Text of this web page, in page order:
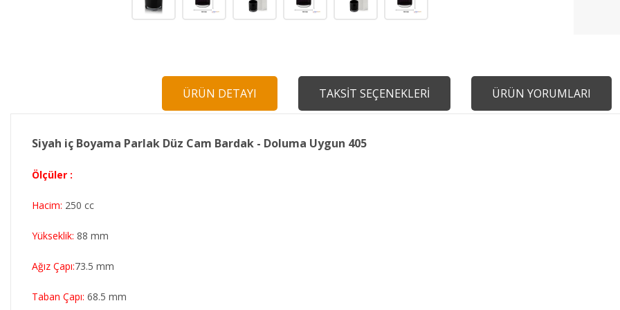
ÜRÜN DETAYI TAKSİT SEÇENEKLERİ ÜRÜN YORUMLARI
Siyah iç Boyama Parlak Düz Cam Bardak - Doluma Uygun 405
Ölçüler :
Hacim: 250 cc
Yükseklik: 88 mm
Ağız Çapı:73.5 mm
Taban Çapı: 68.5 mm